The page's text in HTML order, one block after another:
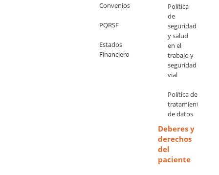
Convenios
PQRSF
Estados
Financieros
Política
de
seguridad
y salud
en el
trabajo y
seguridad
vial
Política de
tratamiento
de datos
Deberes y
derechos
del
paciente